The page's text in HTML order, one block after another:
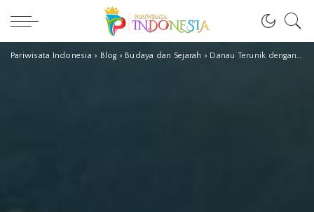
Pariwisata Indonesia > Blog > Budaya dan Sejarah > Danau Terunik dengan Kisah Menarik